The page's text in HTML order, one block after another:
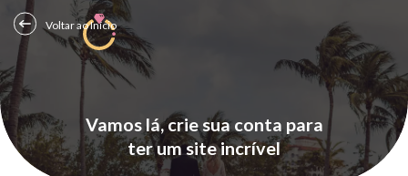
Vamos lá, crie sua conta para
ter um site incrível
Voltar ao Início